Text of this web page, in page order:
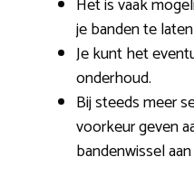
je banden te
Je kunt het
onderhoud.
Bij steeds meer
voorkeur geven
bandenwissel